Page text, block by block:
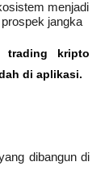
menjadi
jangka
kripto
di aplikasi.
dibangun di